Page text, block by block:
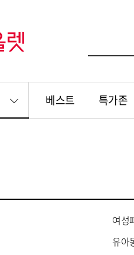
베스트 특가존
여성
유아